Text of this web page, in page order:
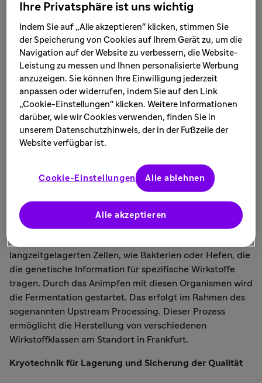
Patrice Lubuta, Experte in der
Bioprozessentwicklung, leitet das Zellbankteam
am Center of Excellence für Zellbanken auf dem
Sanofi Biocampus in Frankfurt. Hier dreht sich
alles um die Herstellung und
Tieftemperaturlagerung von mikrobiellen
Zellbanken, die als Ausgangspunkt für
„Die Herstellung von Zellbanken ist das erste wichtige
Glied im Produktionsprozess eines biopharmazeutischen
Wirkstoffs und verbindet Forschung, klinische
Entwicklung und Arzneimittelherstellung“, erklärt Patrice
Lubuta. Diese Zellbanken bestehen aus
langzeitgelagerten Zellen, wie Bakterien oder Hefen, die
die genetische Information für spezifische Wirkstoffe
tragen. Durch das Animpfen mit diesen Organismen wird
die Fermentation gestartet. Das erfolgt im Rahmen des
sogenannten Upstream Processing. Dieser Prozess
ermöglicht die Herstellung von verschiedenen
Wirkstoffklassen am Standort in Frankfurt.
Kryotechnik für Lagerung und Sicherung der Qualität
Ihre Privatsphäre ist uns wichtig
Indem Sie auf „Alle akzeptieren" klicken, stimmen Sie
der Speicherung von Cookies auf Ihrem Gerät zu, um die
Navigation auf der Website zu verbessern, die Website-
Leistung zu messen und Ihnen personalisierte Werbung
anzuzeigen. Sie können Ihre Einwilligung jederzeit
anpassen oder widerrufen, indem Sie auf den Link
„Cookie-Einstellungen" klicken. Weitere Informationen
darüber, wie wir Cookies verwenden, finden Sie in
unserem Datenschutzhinweis, der in der Fußzeile der
Website verfügbar ist.
Cookie-Einstellungen
Alle akzeptieren
Alle ablehnen